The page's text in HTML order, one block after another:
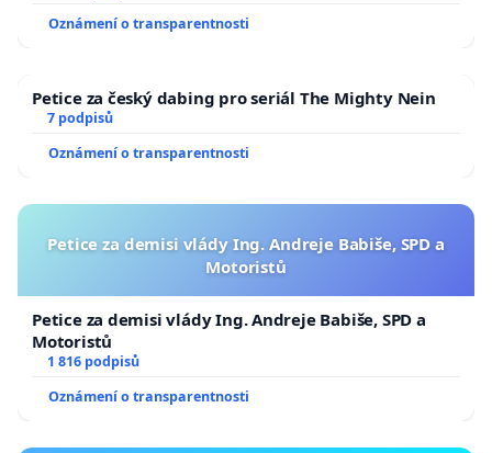
Oznámení o transparentnosti
Petice za český dabing pro seriál The Mighty Nein
7 podpisů
Oznámení o transparentnosti
Petice za demisi vlády Ing. Andreje Babiše, SPD a
Motoristů
Petice za demisi vlády Ing. Andreje Babiše, SPD a
Motoristů
1 816 podpisů
Oznámení o transparentnosti